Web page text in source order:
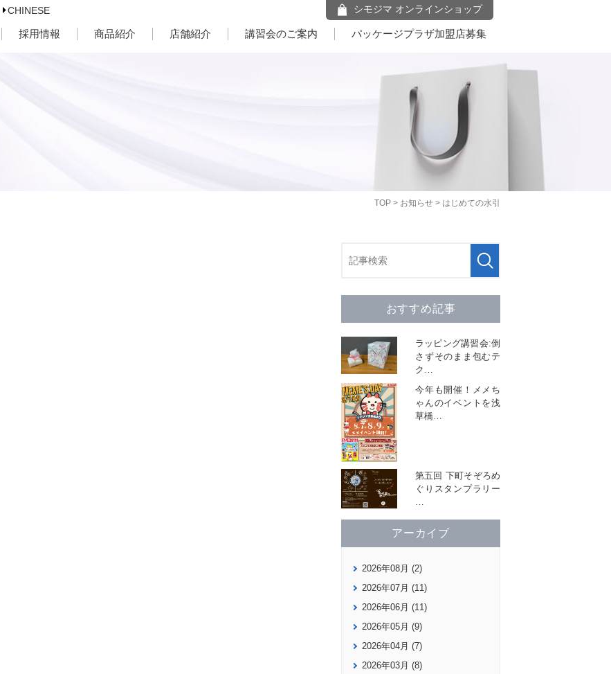
CHINESE シモジマ オンラインショップ
採用情報 商品紹介 店舗紹介 講習会のご案内 パッケージプラザ加盟店募集
TOP > お知らせ > はじめての水引
おすすめ記事
ラッピング講習会:倒
さずそのまま包むテ
ク …
今年も開催！メメち
ゃんのイベントを浅
草橋…
第五回 下町そぞろめ
ぐりスタンプラリー
アーカイブ
2026年08月 (2)
2026年07月 (11)
2026年06月 (11)
2026年05月 (9)
2026年04月 (7)
2026年03月 (8)